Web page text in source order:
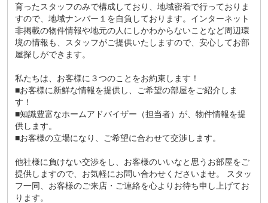
育ったスタッフのみで構成しており、地域密着で行っておりま
すので、地域ナンバー１を自負しております。インターネット
非掲載の物件情報や地元の人にしかわからないことなど周辺環
境の情報も、スタッフがご提供いたしますので、安心してお部
屋探しができます。
私たちは、お客様に３つのことをお約束します！
■お客様に新鮮な情報を提供し、ご希望の部屋をご紹介しま
す！
■知識豊富なホームアドバイザー（担当者）が、物件情報を提
供します。
■お客様の立場になり、ご希望に合わせて交渉します。
他社様に負けない交渉をし、お客様のいいなと思うお部屋をご
提供しますので、お気軽にお問い合わせくださいませ。 スタッ
フ一同、お客様のご来店・ご連絡を心よりお待ち申し上げてお
ります。